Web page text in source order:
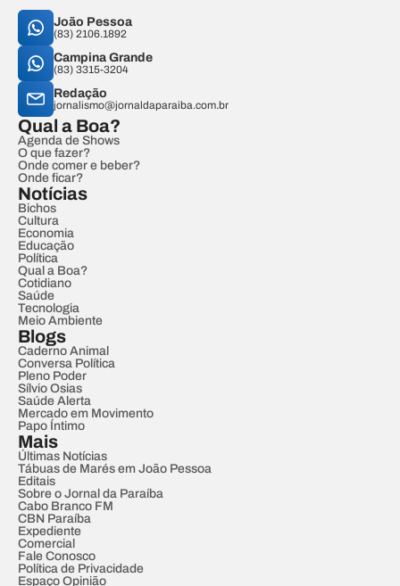
João Pessoa
(83) 2106.1892
Campina Grande
(83) 3315-3204
Redação
jornalismo@jornaldaparaiba.com.br
Qual a Boa?
Agenda de Shows
O que fazer?
Onde comer e beber?
Onde ficar?
Notícias
Bichos
Cultura
Economia
Educação
Política
Qual a Boa?
Cotidiano
Saúde
Tecnologia
Meio Ambiente
Blogs
Caderno Animal
Conversa Política
Pleno Poder
Sílvio Osias
Saúde Alerta
Mercado em Movimento
Papo Íntimo
Mais
Últimas Notícias
Tábuas de Marés em João Pessoa
Editais
Sobre o Jornal da Paraíba
Cabo Branco FM
CBN Paraíba
Expediente
Comercial
Fale Conosco
Política de Privacidade
Espaço Opinião